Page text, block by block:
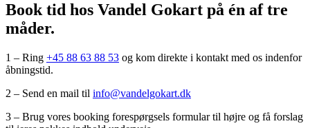
10.000,00 kr.
Book tid hos Vandel Gokart på én af tre
måder.
1 – Ring +45 88 63 88 53 og kom direkte i kontakt med os indenfor
åbningstid.
2 – Send en mail til info@vandelgokart.dk
3 – Brug vores booking forespørgsels formular til højre og få forslag